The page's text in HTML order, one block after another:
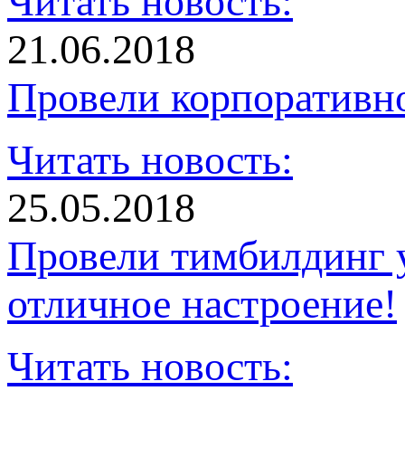
21.06.2018
Провели
Читать новость:
25.05.2018
Провели тимбилдинг
отличное настроение!
Читать новость: